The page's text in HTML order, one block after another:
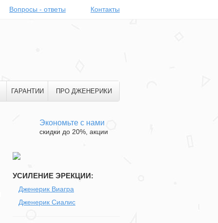
Вопросы - ответы Контакты
ГАРАНТИИ ПРО ДЖЕНЕРИКИ
Экономьте с нами
скидки до 20%, акции
УСИЛЕНИЕ ЭРЕКЦИИ:
Дженерик Виагра
Дженерик Сиалис